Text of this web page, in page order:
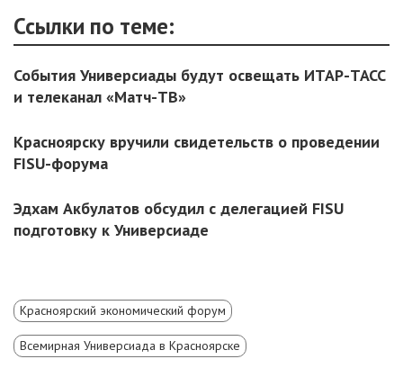
Ссылки по теме:
События Универсиады будут освещать ИТАР-ТАСС
и телеканал «Матч-ТВ»
Красноярску вручили свидетельств о проведении
FISU-форума
Эдхам Акбулатов обсудил с делегацией FISU
подготовку к Универсиаде
Красноярский экономический форум
Всемирная Универсиада в Красноярске